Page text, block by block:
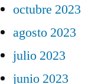
octubre 2023
agosto 2023
julio 2023
junio 2023